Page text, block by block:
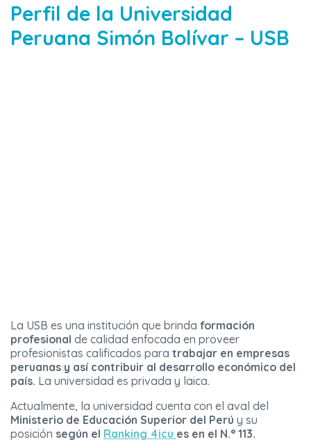
Perfil de la Universidad
Peruana Simón Bolívar – USB
La USB es una institución que brinda formación
profesional de calidad enfocada en proveer
profesionistas calificados para trabajar en empresas
peruanas y así contribuir al desarrollo económico del
país. La universidad es privada y laica.
Actualmente, la universidad cuenta con el aval del
Ministerio de Educación Superior del Perú y su
posición según el Ranking 4icu es en el N.° 113.